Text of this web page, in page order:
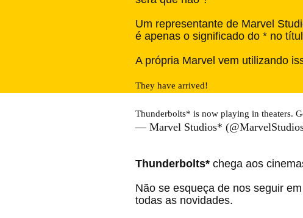
Um representante de Marvel
é apenas o significado do * no
A própria Marvel vem utilizando
They have arrived!
Thunderbolts* is now playing in theaters.
— Marvel Studios*
Thunderbolts* chega aos
Não se esqueça de nos seguir
todas as novidades.